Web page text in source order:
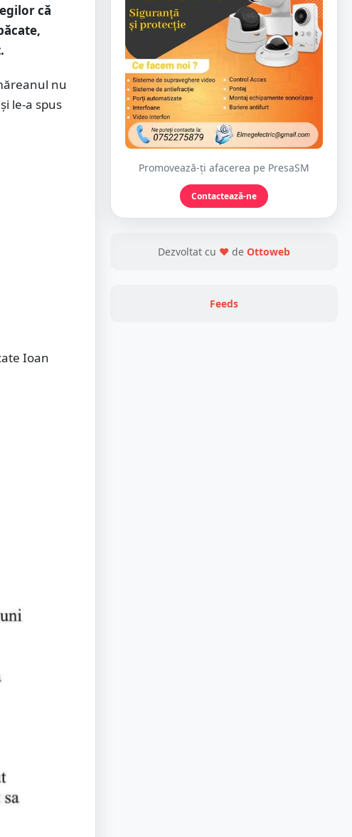
că
nu
le-a spus
Ioan
Promovează-ți afacerea pe PresaSM
Contactează-ne
Dezvoltat cu ❤ de Ottoweb
Feeds